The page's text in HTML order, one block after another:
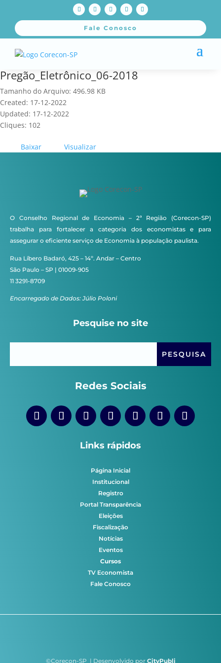
Fale Conosco
Pregão_Eletrônico_06-2018
Tamanho do Arquivo: 496.98 KB
Created: 17-12-2022
Updated: 17-12-2022
Cliques: 102
Baixar Visualizar
O Conselho Regional de Economia – 2ª Região (Corecon-SP)
trabalha para fortalecer a categoria dos economistas e para
assegurar o eficiente serviço de Economia à população paulista.
Rua Líbero Badaró, 425 – 14º. Andar – Centro
São Paulo – SP | 01009-905
11 3291-8709
Encarregado de Dados: Júlio Poloni
Pesquise no site
Redes Sociais
Links rápidos
Página Inicial
Institucional
Registro
Portal Transparência
Eleições
Fiscalização
Notícias
Eventos
Cursos
TV Economista
Fale Conosco
©Corecon-SP | Desenvolvido por CityPubli